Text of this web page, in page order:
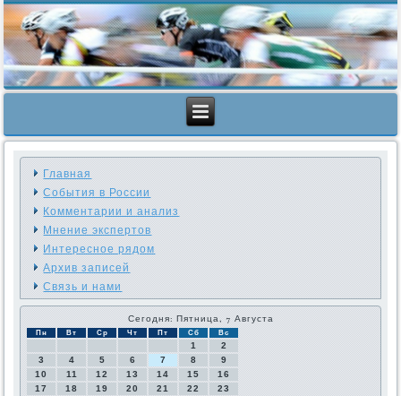
Главная
События в России
Комментарии и анализ
Мнение экспертов
Интересное рядом
Архив записей
Связь и нами
Сегодня: Пятница, 7 Августа
Пн Вт Ср Чт Пт Сб Вс
1
2
3
4 5 6 7 8
9
10
11 12 13 14 15
16
17
18 19 20 21 22
23